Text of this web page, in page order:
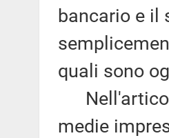
bancario e il
quali sono
medie